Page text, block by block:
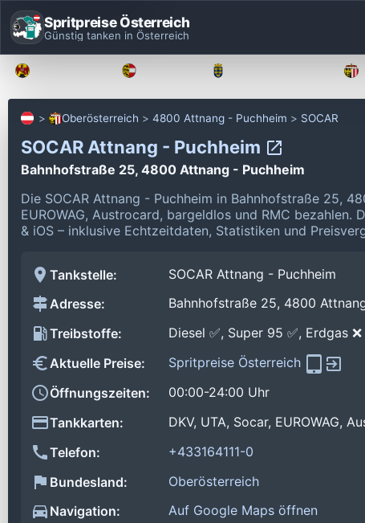
Spritpreise Österreich
Günstig tanken in Österreich
Oberösterreich 4800 Attnang - Puchheim SOCAR
SOCAR Attnang - Puchheim
Bahnhofstraße 25, 4800 Attnang - Puchheim
Die SOCAR Attnang - Puchheim in Bahnhofstraße 25,
EUROWAG, Austrocard, bargeldlos und RMC bezahlen.
& iOS – inklusive Echtzeitdaten, Statistiken und
Tankstelle:
SOCAR Attnang - Puchheim
Adresse:
Bahnhofstraße 25, 4800
Treibstoffe:
Diesel ✅, Super 95 ✅, Erdgas ❌
Aktuelle Preise:
Spritpreise Österreich
Öffnungszeiten:
00:00-24:00 Uhr
Tankkarten:
DKV, UTA, Socar, EUROWAG,
Telefon:
+433164111-0
Bundesland:
Oberösterreich
Navigation:
Auf Google Maps öffnen